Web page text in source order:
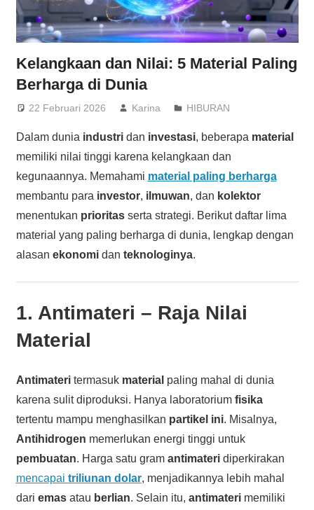
Kelangkaan dan Nilai: 5 Material Paling
Berharga di Dunia
22 Februari 2026 Karina HIBURAN
Dalam dunia industridan investasi, beberapa material
memiliki nilai tinggi karena kelangkaan dan
kegunaannya. Memahami material paling berharga
membantu para investor, ilmuwan, dan kolektor
menentukan prioritasserta strategi. Berikut daftar lima
material yang paling berharga di dunia, lengkap dengan
alasan ekonomidan teknologinya.
1. Antimateri – Raja Nilai
Material
Antimateritermasuk material paling mahal di dunia
karena sulit diproduksi. Hanya laboratorium fisika
tertentu mampu menghasilkan partikel ini. Misalnya,
Antihidrogen memerlukan energi tinggi untuk
pembuatan. Harga satu gram antimateridiperkirakan
mencapai triliunan dolar, menjadikannya lebih mahal
dari emasatau berlian. Selain itu, antimaterimemiliki